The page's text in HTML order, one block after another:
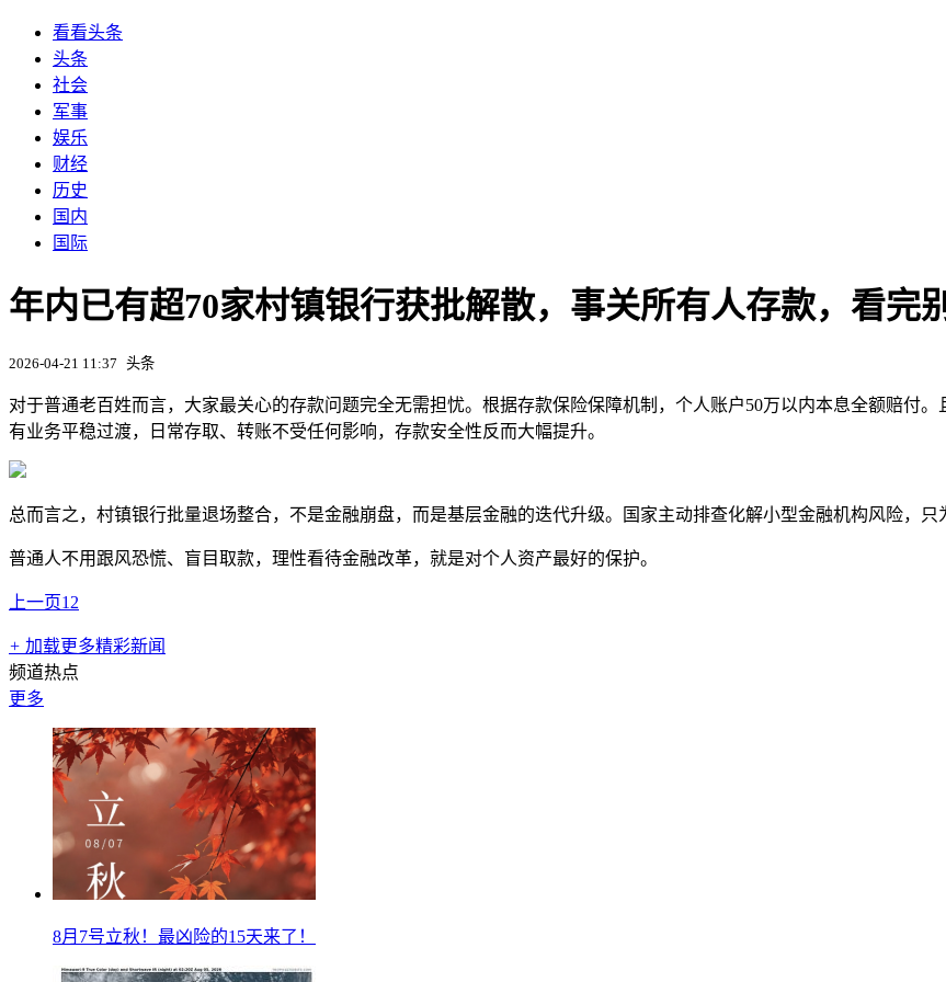
看看头条
头条
社会
军事
娱乐
财经
历史
国内
国际
年内已有超70家村镇银行获批解散，事关所有人存款，看完
2026-04-21 11:37 头条
对于普通老百姓而言，大家最关心的存款问题完全无需担忧。根据存款保险保障机制，个人账户50万以内本息全额赔付
有业务平稳过渡，日常存取、转账不受任何影响，存款安全性反而大幅提升。
总而言之，村镇银行批量退场整合，不是金融崩盘，而是基层金融的迭代升级。国家主动排查化解小型金融机构风险，只
普通人不用跟风恐慌、盲目取款，理性看待金融改革，就是对个人资产最好的保护。
上一页1 2
+ 加载更多精彩新闻
频道热点
更多
8月7号立秋！最凶险的15天来了！